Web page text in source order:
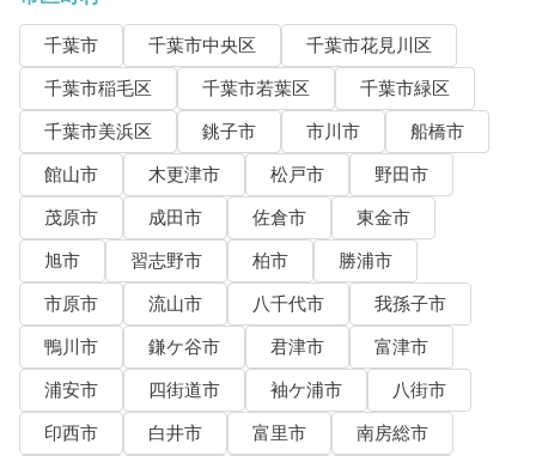
千葉市 千葉市中央区
千葉市花見川区
千葉市稲毛区
千葉市若葉区
千葉市緑区
千葉市美浜区
銚子市 市川市
船橋市
館山市
木更津市 松戸市
野田市
茂原市
成田市 佐倉市
東金市
旭市
習志野市 柏市
勝浦市
市原市
流山市 八千代市
我孫子市
鴨川市
鎌ケ谷市 君津市
富津市
浦安市
四街道市 袖ケ浦市
八街市
印西市
白井市 富里市
南房総市